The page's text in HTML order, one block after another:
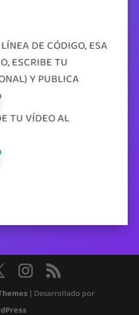
DE CÓDIGO, ESA
ESCRIBE TU
Y PUBLICA
TU VÍDEO AL
| Desarrollado por